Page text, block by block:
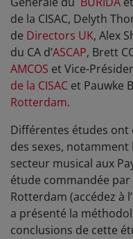
de la CISAC, Delyth
de Directors UK, Alex
du CA d’ASCAP, Brett
AMCOS et Vice-
de la CISAC et Pauwke
Rotterdam.
Différentes études ont
des sexes, notamment
secteur musical aux
étude commandée par
Rotterdam (accédez à
a présenté la
conclusions de cette